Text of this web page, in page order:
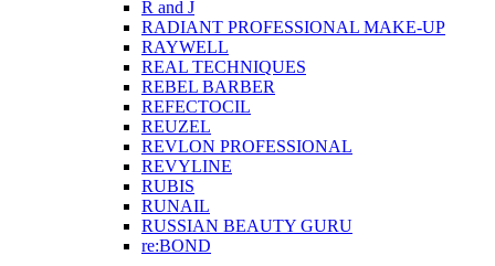
R and J
RADIANT PROFESSIONAL MAKE-UP
RAYWELL
REAL TECHNIQUES
REBEL BARBER
REFECTOCIL
REUZEL
REVLON PROFESSIONAL
REVYLINE
RUBIS
RUNAIL
RUSSIAN BEAUTY GURU
re:BOND